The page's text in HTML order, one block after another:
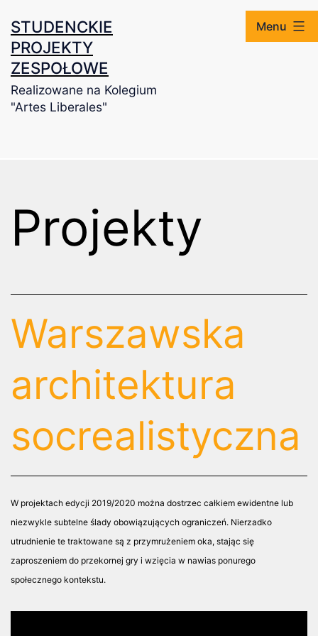
do
treści
STUDENCKIE
PROJEKTY
ZESPOŁOWE
Realizowane na Kolegium
"Artes Liberales"
Menu
Projekty
Warszawska
architektura
socrealistyczna
W projektach edycji 2019/2020 można dostrzec całkiem ewidentne lub
niezwykle subtelne ślady obowiązujących ograniczeń. Nierzadko
utrudnienie te traktowane są z przymrużeniem oka, stając się
zaproszeniem do przekornej gry i wzięcia w nawias ponurego
społecznego kontekstu.